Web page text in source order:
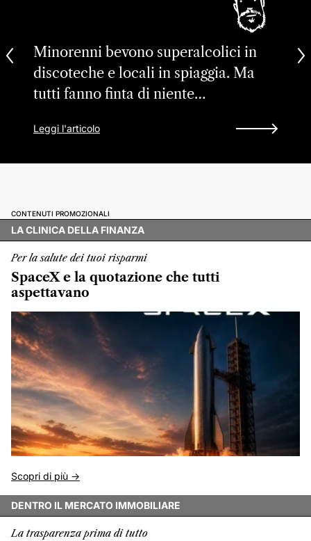
Minorenni bevono superalcolici in
discoteche e locali in spiaggia. Ma
tutti fanno finta di niente…
Leggi l'articolo
CONTENUTI PROMOZIONALI
LA CLINICA DELLA FINANZA
Per la salute dei tuoi risparmi
SpaceX e la quotazione che tutti
aspettavano
Scopri di più ->
DENTRO IL MERCATO IMMOBILIARE
La trasparenza prima di tutto